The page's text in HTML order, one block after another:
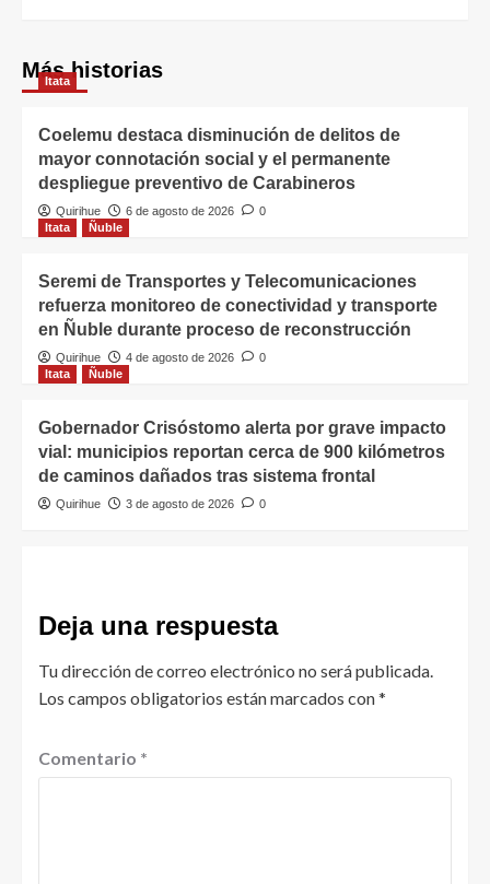
Más historias
Itata
Coelemu destaca disminución de delitos de
mayor connotación social y el permanente
despliegue preventivo de Carabineros
Quirihue 6 de agosto de 2026
0
Itata
Ñuble
Seremi de Transportes y Telecomunicaciones
refuerza monitoreo de conectividad y transporte
en Ñuble durante proceso de reconstrucción
Quirihue 4 de agosto de 2026
0
Itata
Ñuble
Gobernador Crisóstomo alerta por grave impacto
vial: municipios reportan cerca de 900 kilómetros
de caminos dañados tras sistema frontal
Quirihue 3 de agosto de 2026 0
Deja una respuesta
Tu dirección de correo electrónico no será publicada.
Los campos obligatorios están marcados con*
Comentario *